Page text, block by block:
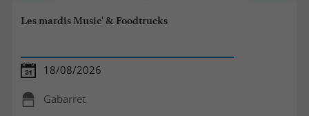
Les mardis Music' & Foodtrucks
18/08/2026
Gabarret